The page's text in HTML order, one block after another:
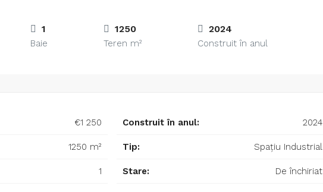
1
Baie
1250
Teren m²
2024
Construit în anul
€1 250
1250 m²
1
Construit în anul: 2024
Tip: Spațiu Industrial
Stare: De închiriat